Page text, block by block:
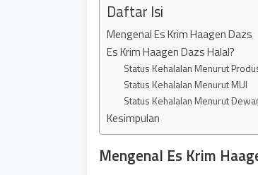
Daftar Isi
Mengenal Es Krim Haagen Dazs
Es Krim Haagen Dazs Halal?
Status Kehalalan Menurut
Status Kehalalan Menurut MUI
Status Kehalalan Menurut
Kesimpulan
Mengenal Es Krim